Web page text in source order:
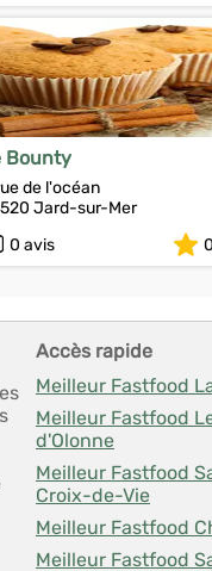
Bounty
de l'océan
Jard-sur-Mer
0 avis
0
Accès rapide
Meilleur Fastfood
Meilleur Fastfood
d'Olonne
Meilleur Fastfood
Croix-de-Vie
Meilleur Fastfood
Meilleur Fastfood